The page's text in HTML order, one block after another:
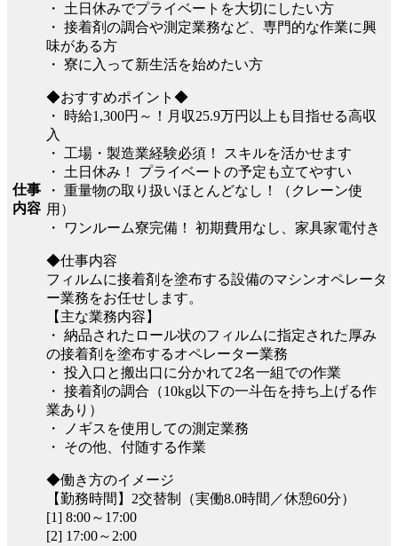
仕事
内容
・ 土日休みでプライベートを大切にしたい方
・ 接着剤の調合や測定業務など、専門的な作業に興
味がある方
・ 寮に入って新生活を始めたい方
◆おすすめポイント◆
・ 時給1,300円～！月収25.9万円以上も目指せる高収
入
・ 工場・製造業経験必須！ スキルを活かせます
・ 土日休み！ プライベートの予定も立てやすい
・ 重量物の取り扱いほとんどなし！（クレーン使
用）
・ ワンルーム寮完備！ 初期費用なし、家具家電付き
◆仕事内容
フィルムに接着剤を塗布する設備のマシンオペレータ
ー業務をお任せします。
【主な業務内容】
・ 納品されたロール状のフィルムに指定された厚み
の接着剤を塗布するオペレーター業務
・ 投入口と搬出口に分かれて2名一組での作業
・ 接着剤の調合（10kg以下の一斗缶を持ち上げる作
業あり）
・ ノギスを使用しての測定業務
・ その他、付随する作業
◆働き方のイメージ
【勤務時間】2交替制（実働8.0時間／休憩60分）
[1] 8:00～17:00
[2] 17:00～2:00